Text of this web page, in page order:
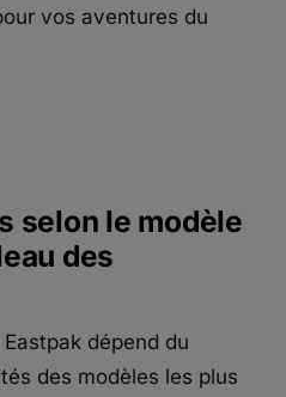
vos aventures du
selon le modèle
des
dépend du
des modèles les plus